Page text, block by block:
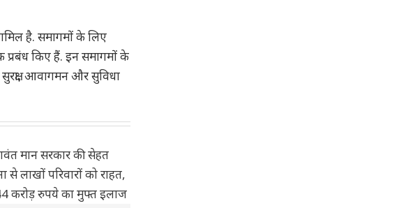
है. समागमों के लिए
प्रबंध किए हैं. इन समागमों के
आवागमन और सुविधा